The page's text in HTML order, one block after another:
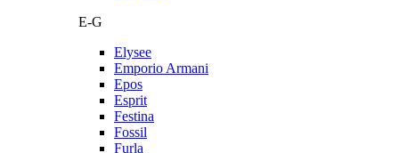
E-G
Elysee
Emporio Armani
Epos
Esprit
Festina
Fossil
Furla